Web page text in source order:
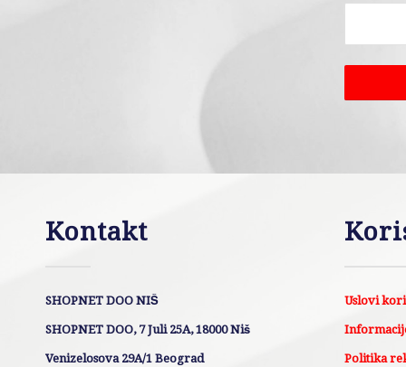
Kontakt
SHOPNET DOO NIŠ
SHOPNET DOO, 7 Juli 25A, 18000 Niš
Venizelosova 29A/1 Beograd
Uslovi
Politika